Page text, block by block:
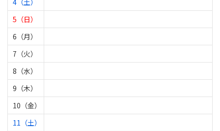
4（土）
5（日）
6（月）
7（火）
8（水）
9（木）
10（金）
11（土）